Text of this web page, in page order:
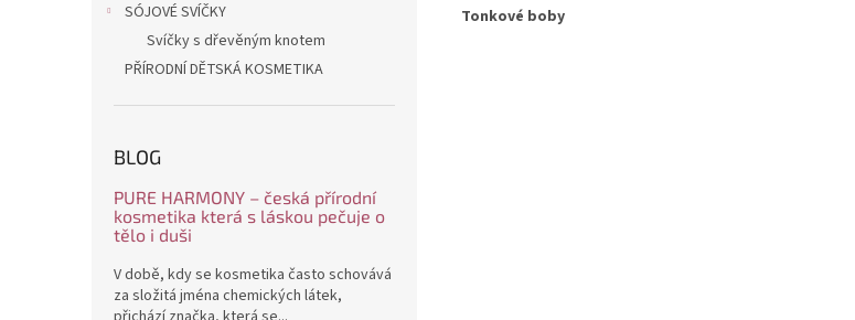
SÓJOVÉ SVÍČKY
Svíčky s dřevěným knotem
PŘÍRODNÍ DĚTSKÁ KOSMETIKA
BLOG
PURE HARMONY – česká přírodní
kosmetika která s láskou pečuje o
tělo i duši
V době, kdy se kosmetika často schovává
za složitá jména chemických látek,
Tonkové boby